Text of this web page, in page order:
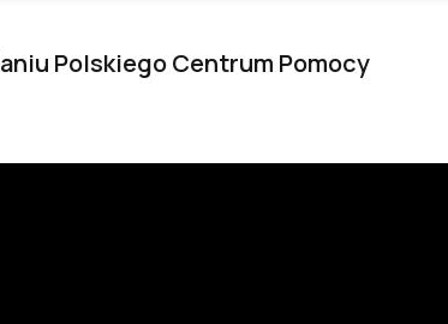
Polskiego Centrum Pomocy